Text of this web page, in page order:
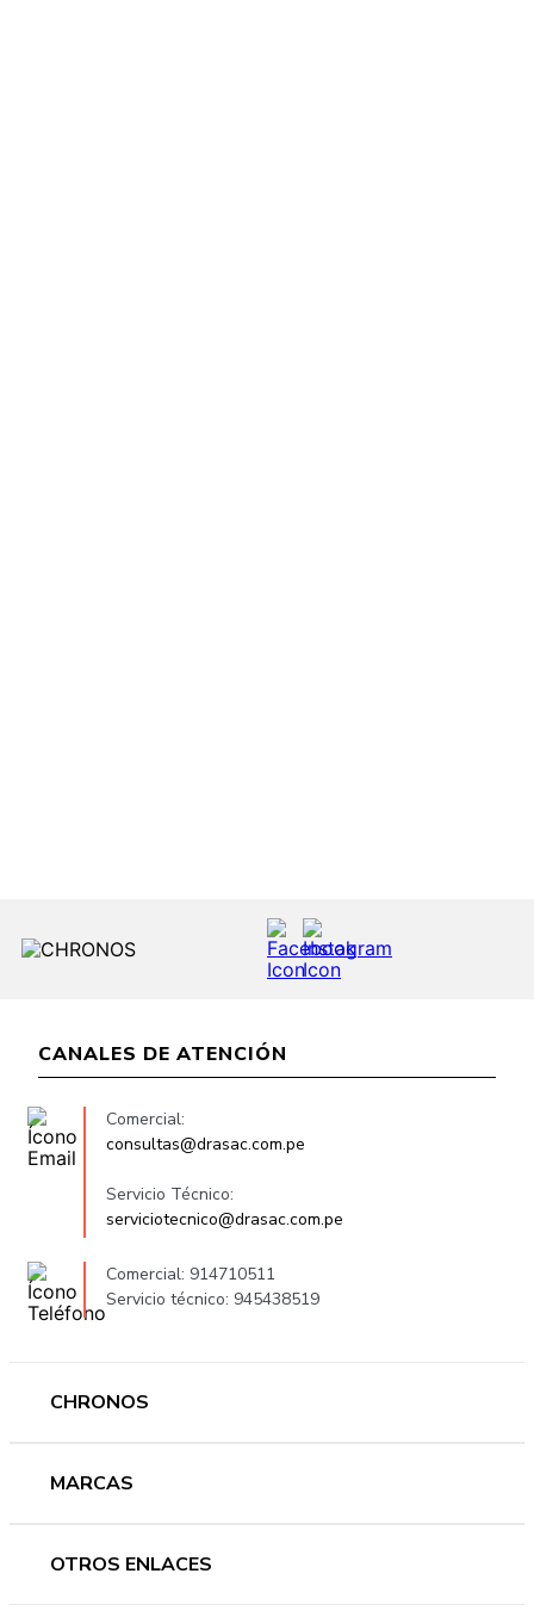
CANALES DE ATENCIÓN
Comercial:
consultas@drasac.com.pe
Servicio Técnico:
serviciotecnico@drasac.com.pe
Comercial: 914710511
Servicio técnico: 945438519
CHRONOS
Hombre
Ofertas
MARCAS
Versace
OTROS ENLACES